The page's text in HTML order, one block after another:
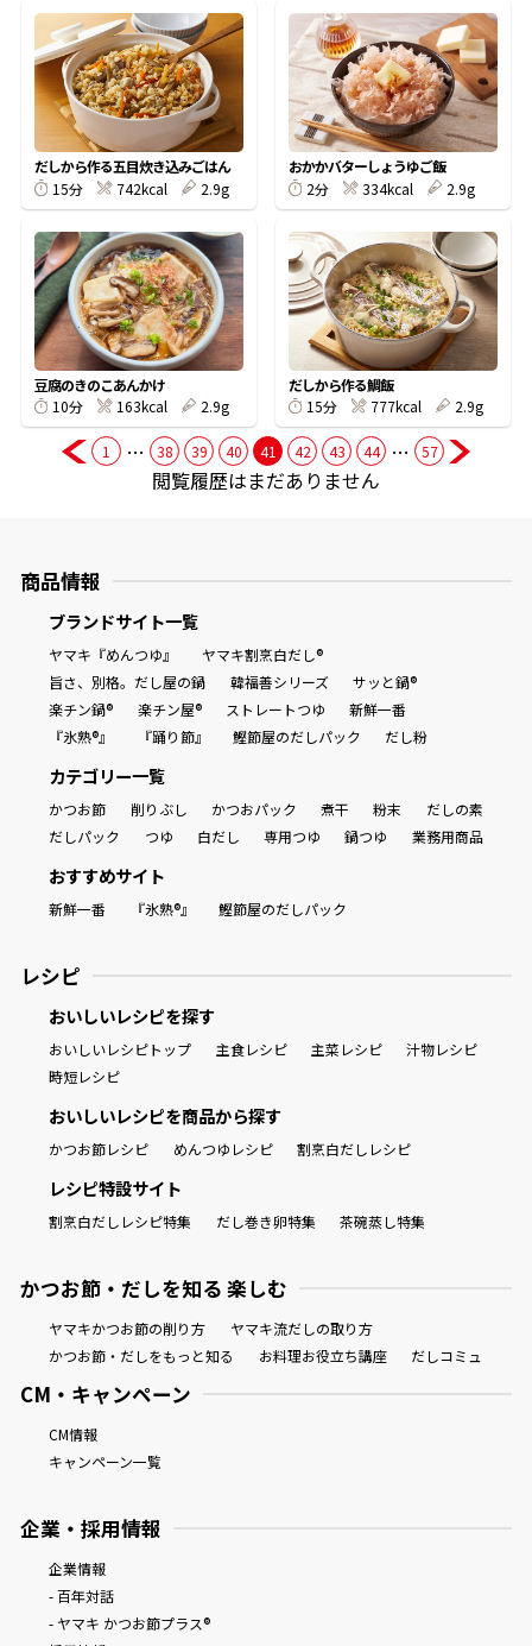
商品情報一覧
おすすめサイト
新鮮一番
氷熟®︎
だしパック
だしから作る五目炊き込みごはん
15分
742kcal 2.9g
おかかバターしょうゆご飯
2分
334kcal 2.9g
豆腐のきのこあんかけ
10分
163kcal 2.9g
だしから作る鯛飯
15分
777kcal 2.9g
1 … 38 39 40 41 42 43 44 … 57
閲覧履歴はまだありません
商品情報
ブランドサイト一覧
ヤマキ『めんつゆ』
ヤマキ割烹白だし®
旨さ、別格。だし屋の鍋
韓福善シリーズ
サッと鍋®
楽チン鍋®
楽チン屋® ストレートつゆ
新鮮一番
『氷熟®』
『踊り節』 鰹節屋のだしパック だし粉
カテゴリー一覧
かつお節 削りぶし かつおパック 煮干 粉末
だしの素
だしパック
つゆ 白だし 専用つゆ 鍋つゆ 業務用商品
おすすめサイト
新鮮一番 『氷熟®』 鰹節屋のだしパック
レシピ
おいしいレシピを探す
おいしいレシピトップ 主食レシピ 主菜レシピ
汁物レシピ
時短レシピ
おいしいレシピを商品から探す
かつお節レシピ めんつゆレシピ 割烹白だしレシピ
レシピ特設サイト
割烹白だしレシピ特集 だし巻き卵特集 茶碗蒸し特集
かつお節・だしを知る 楽しむ
ヤマキかつお節の削り方
ヤマキ流だしの取り方
かつお節・だしをもっと知る
お料理お役立ち講座 だしコミュ
CM・キャンペーン
CM情報
キャンペーン一覧
企業・採用情報
企業情報
- 百年対話
- ヤマキ かつお節プラス®